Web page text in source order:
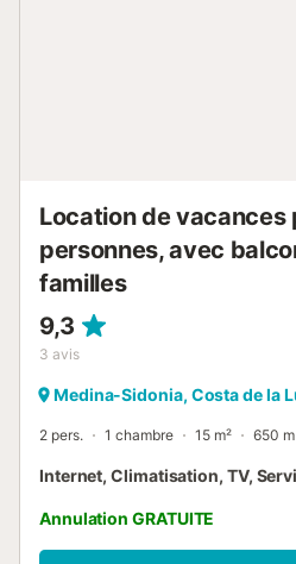
Location de vacances
personnes, avec
familles
9,3
3 avis
Medina-Sidonia, Costa de la
2 pers. 1 chambre 15 m² 650
Internet, Climatisation, TV,
Annulation GRATUITE